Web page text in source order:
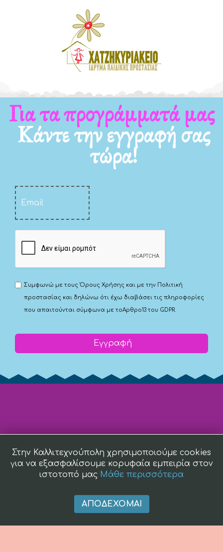
νέα μας Για τα
Κάντε την εγγραφή σας
τώρα!
Συμφωνώ με τουςΌρους Χρήσης και με την Πολιτική
προστασίας και δηλώνω ότι έχω διαβάσει τις πληροφορίες
που απαιτούνται σύμφωνα με τοΑρθρο13 του GDPR.
Εγγραφή
Στην Καλλιτεχνούπολη χρησιμοποιούμε cookies
για να εξασφαλίσουμε κορυφαία εμπειρία στον
ιστοτοπό μας Μάθε περισσότερα
ΑΠΟΔΈΧΟΜΑΙ